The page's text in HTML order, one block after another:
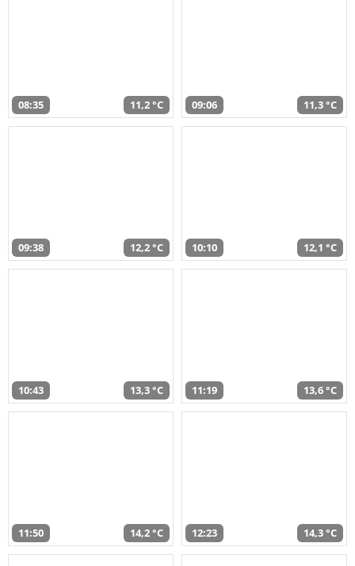
08:35 11,2 °C 09:06 11,3 °C
09:38 12,2 °C 10:10 12,1 °C
10:43 13,3 °C 11:19 13,6 °C
11:50 14,2 °C 12:23 14,3 °C